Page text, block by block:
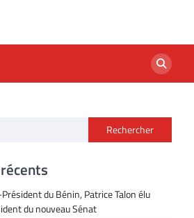
Rechercher
Président du Bénin, Patrice Talon élu
du nouveau Sénat